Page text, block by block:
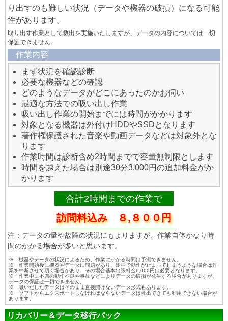
り出すのも難しい状況（データや機器の破損）になる可能
性があります。
取り出す作業として救出を実施いたしますが、データの内容については一切
保証できません。
作業内容
まず状況を確認診断
必要な機器などの確認
どのようなデータがどこにあったのかお伺い
最適な方法での吸い出し作業
吸い出し作業の開始までには時間がかかります
対象となる機器は外付けHDDやSSDとなります
著作権保護された音楽や動画データなどは対象外とな
ります
作業時間は診断含め2時間までで容量無制限とします
時間を越えた場合は別途30分3,000円の追加料金がか
かります
合計2時間までの作業で
訪問料込み ８,８００円
注：データの量や故障の状況にもよりますが、作業自体かなり時
間のかかる場合が多いと思います。
※ 機器やデータの状況によるため、作業にかかる時間は予測できません。
※ 作業開始後に機器やデータに問題があり、途中で動作が止まってしまうような場合は作
業を中断させて頂く場合があり、その場合基本出張料金6,000円は必要となります。
※ 作業中に不慮の動作不良や事故などによりデータの破損が発生する場合がありますが、
データの保証は一切できません。
※ 吸いだしたデータはそのまま直接開けないデータ形式もあります。
※ ソフトからエクスポートしなければならないデータは救出できても利用できない場合が
あります。
リカバリー＆データ移行パック